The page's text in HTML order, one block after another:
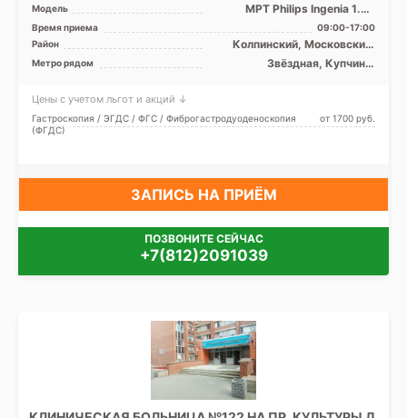
Модель
МРТ Philips Ingenia 1.5T
закрытый тип, КТ GE
BrightSpeed 16 срезов
Время приема
09:00-17:00
Район
Колпинский, Московский,
Невский, Лен. область
Метро рядом
Звёздная, Купчино,
Дунайская, Шушары
Цены с учетом льгот и акций ↓
Гастроскопия / ЭГДС / ФГС / Фиброгастродуоденоскопия
(ФГДС)
от 1700 pуб.
ЗАПИСЬ НА ПРИЁМ
ПОЗВОНИТЕ СЕЙЧАС
+7(812)2091039